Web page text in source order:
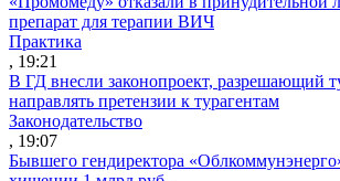
препарат для терапии ВИЧ
Практика
, 19:21
В ГД внесли законопроект, разрешающий
направлять претензии к турагентам
Законодательство
, 19:07
Бывшего гендиректора